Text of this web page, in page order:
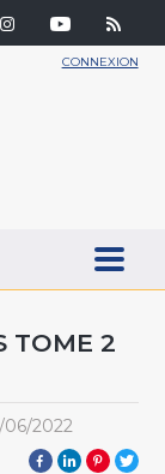
CONNEXION
TOME 2
06/2022